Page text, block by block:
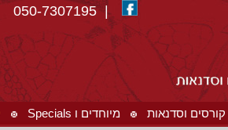
| 050-7307195
קורסים וסדנאות מיוחדים ו Specials